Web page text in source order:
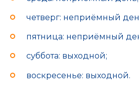
четверг: неприёмный
пятница: неприёмный
суббота: выходной;
воскресенье: выходной.